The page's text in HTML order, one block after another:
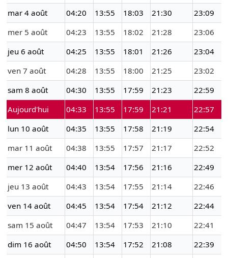
mar 4 août 04:20 13:55 18:03 21:30
23:09
mer 5 août
04:23 13:55 18:02 21:28
23:06
jeu 6 août
04:25 13:55 18:01 21:26
23:04
ven 7 août
04:28 13:55 18:00 21:25
23:02
sam 8 août
04:30 13:55 17:59 21:23
22:59
Aujourd'hui
04:33 13:55 17:59 21:21
22:57
lun 10 août
04:35 13:55 17:58 21:19
22:54
mar 11 août
04:38 13:55 17:57 21:17
22:52
mer 12 août
04:40 13:54 17:56 21:16
22:49
jeu 13 août
04:43 13:54 17:55 21:14
22:46
ven 14 août
04:45 13:54 17:54 21:12
22:44
sam 15 août
04:47 13:54 17:53 21:10
22:41
dim 16 août
04:50 13:54 17:52 21:08
22:39